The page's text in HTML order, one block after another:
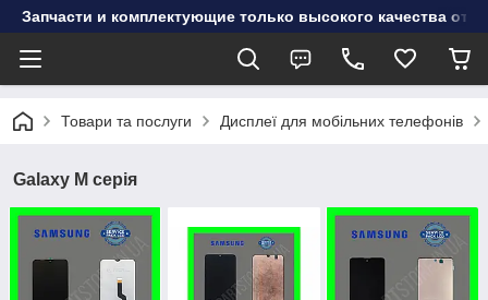
Запчасти и комплектующие только высокого качества от
Товари та послуги Дисплеї для мобільних телефонів
Galaxy M серія